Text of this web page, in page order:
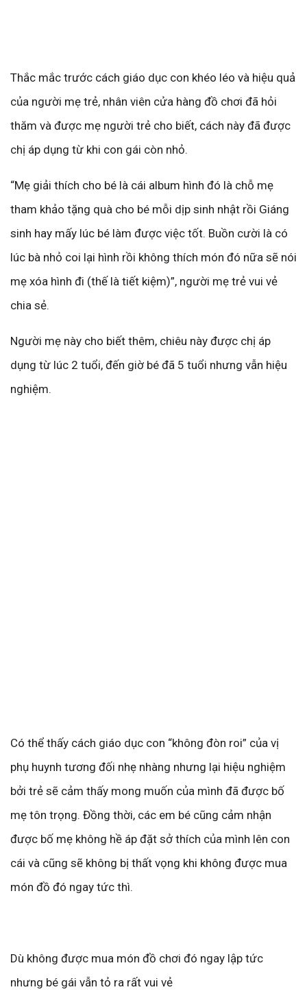
Thắc mắc trước cách giáo dục con khéo léo và hiệu quả
của người mẹ trẻ, nhân viên cửa hàng đồ chơi đã hỏi
thăm và được mẹ người trẻ cho biết, cách này đã được
chị áp dụng từ khi con gái còn nhỏ.
“Mẹ giải thích cho bé là cái album hình đó là chỗ mẹ
tham khảo tặng quà cho bé mỗi dịp sinh nhật rồi Giáng
sinh hay mấy lúc bé làm được việc tốt. Buồn cười là có
lúc bà nhỏ coi lại hình rồi không thích món đó nữa sẽ nói
mẹ xóa hình đi (thế là tiết kiệm)”, người mẹ trẻ vui vẻ
chia sẻ.
Người mẹ này cho biết thêm, chiêu này được chị áp
dụng từ lúc 2 tuổi, đến giờ bé đã 5 tuổi nhưng vẫn hiệu
nghiệm.
Có thể thấy cách giáo dục con “không đòn roi” của vị
phụ huynh tương đối nhẹ nhàng nhưng lại hiệu nghiệm
bởi trẻ sẽ cảm thấy mong muốn của mình đã được bố
mẹ tôn trọng. Đồng thời, các em bé cũng cảm nhận
được bố mẹ không hề áp đặt sở thích của mình lên con
cái và cũng sẽ không bị thất vọng khi không được mua
món đồ đó ngay tức thì.
Dù không được mua món đồ chơi đó ngay lập tức
nhưng bé gái vẫn tỏ ra rất vui vẻ